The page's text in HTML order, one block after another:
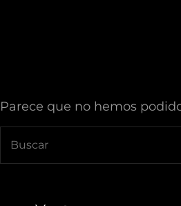
Parece que no hemos